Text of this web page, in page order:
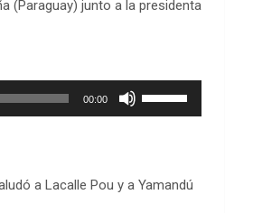
(Paraguay) junto a la presidenta
00:00
arriba/abajo
a Lacalle Pou y a Yamandú